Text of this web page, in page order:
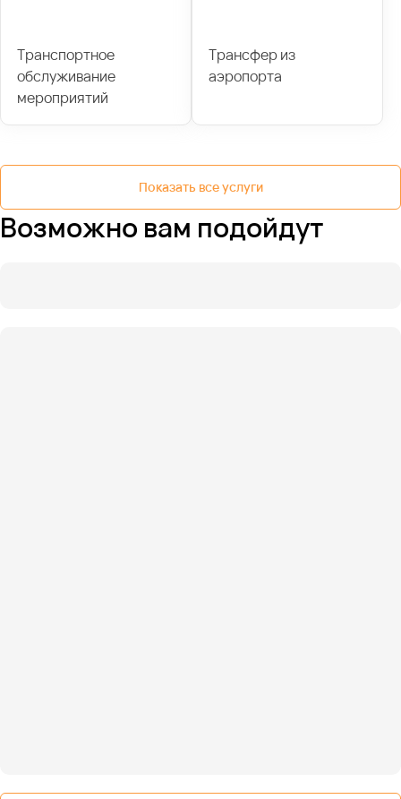
Транспортное
обслуживание
мероприятий
Трансфер из
аэропорта
Показать все услуги
Возможно вам подойдут